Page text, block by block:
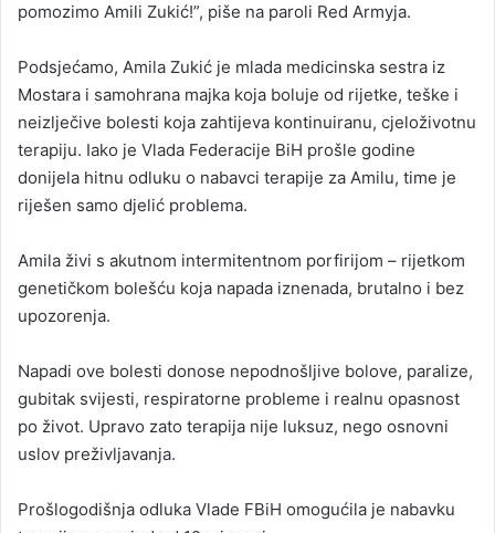
pomozimo Amili Zukić!”, piše na paroli Red Armyja.
Podsjećamo, Amila Zukić je mlada medicinska sestra iz
Mostara i samohrana majka koja boluje od rijetke, teške i
neizlječive bolesti koja zahtijeva kontinuiranu, cjeloživotnu
terapiju. Iako je Vlada Federacije BiH prošle godine
donijela hitnu odluku o nabavci terapije za Amilu, time je
riješen samo djelić problema.
Amila živi s akutnom intermitentnom porfirijom – rijetkom
genetičkom bolešću koja napada iznenada, brutalno i bez
upozorenja.
Napadi ove bolesti donose nepodnošljive bolove, paralize,
gubitak svijesti, respiratorne probleme i realnu opasnost
po život. Upravo zato terapija nije luksuz, nego osnovni
uslov preživljavanja.
Prošlogodišnja odluka Vlade FBiH omogućila je nabavku